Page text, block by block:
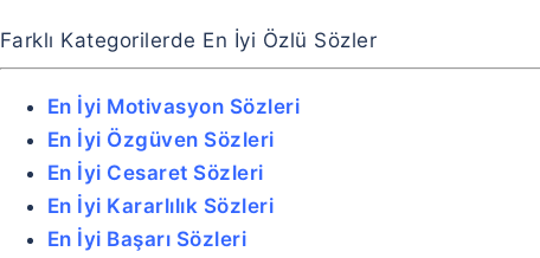
Farklı Kategorilerde En İyi Özlü Sözler
En İyi Motivasyon Sözleri
En İyi Özgüven Sözleri
En İyi Cesaret Sözleri
En İyi Kararlılık Sözleri
En İyi Başarı Sözleri